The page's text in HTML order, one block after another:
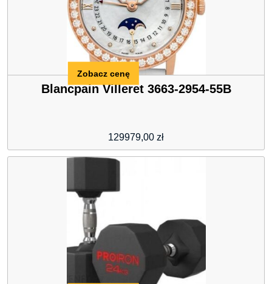
Blancpain Villeret 3663-2954-55B
129979,00 zł
Zobacz cenę